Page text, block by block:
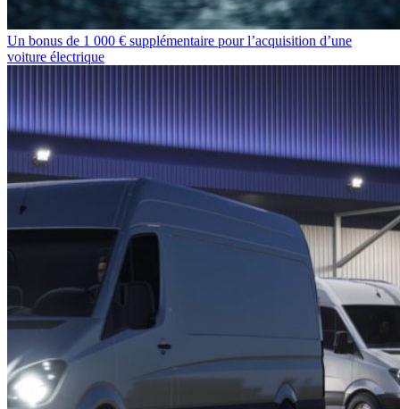
Un bonus de 1 000 € supplémentaire pour l’acquisition d’une
voiture électrique